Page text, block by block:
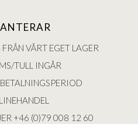
VÅRT EGET LAGER
TULL INGÅR
+46 (0)79 008 12 60